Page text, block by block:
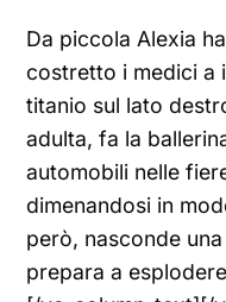
Da piccola Alexia
costretto i medici a
titanio sul lato
adulta, fa la
automobili nelle
dimenandosi in
però, nasconde
prepara a